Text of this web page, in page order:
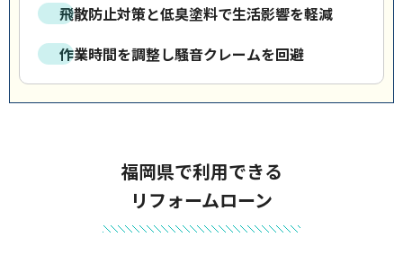
飛散防止対策と低臭塗料で生活影響を軽減
作業時間を調整し騒音クレームを回避
福岡県で利用できる
リフォームローン